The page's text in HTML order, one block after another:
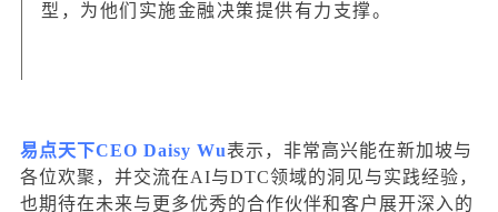
型，为他们实施金融决策提供有力支撑。
易点天下CEO Daisy Wu表示，非常高兴能在新加坡与
各位欢聚，并交流在AI与DTC领域的洞见与实践经验，
也期待在未来与更多优秀的合作伙伴和客户展开深入的